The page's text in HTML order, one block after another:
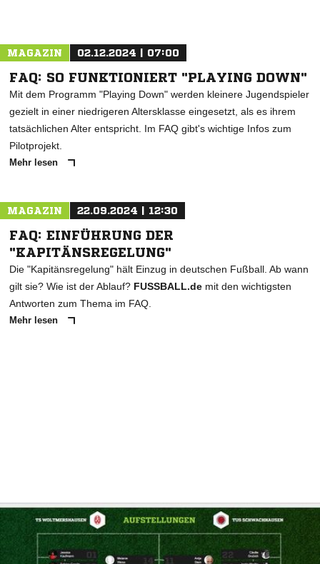
MAGAZIN 02.12.2024 | 07:00
FAQ: SO FUNKTIONIERT "PLAYING DOWN"
Mit dem Programm "Playing Down" werden kleinere Jugendspieler
gezielt in einer niedrigeren Altersklasse eingesetzt, als es ihrem
tatsächlichen Alter entspricht. Im FAQ gibt's wichtige Infos zum
Pilotprojekt.
Mehr lesen
MAGAZIN 22.09.2024 | 12:30
FAQ: EINFÜHRUNG DER
"KAPITÄNSREGELUNG"
Die "Kapitänsregelung" hält Einzug in deutschen Fußball. Ab wann
gilt sie? Wie ist der Ablauf? FUSSBALL.de mit den wichtigsten
Antworten zum Thema im FAQ.
Mehr lesen